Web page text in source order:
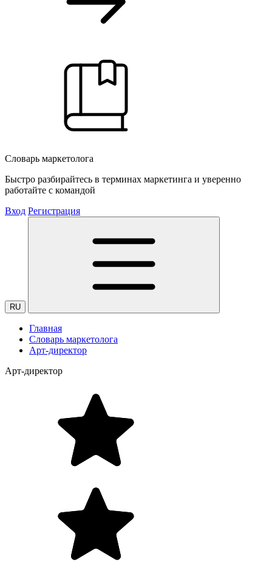
Словарь маркетолога
Быстро разбирайтесь в терминах маркетинга и уверенно
работайте с командой
Вход Регистрация
RU
Главная
Словарь маркетолога
Арт-директор
Арт-директор